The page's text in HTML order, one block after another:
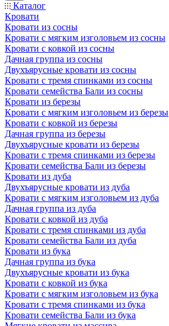
Каталог
Кровати
Кровати из сосны
Кровати с мягким изголовьем из сосны
Кровати с ковкой из сосны
Дачная группа из сосны
Двухъярусные кровати из сосны
Кровати с тремя спинками из сосны
Кровати семейства Бали из сосны
Кровати из березы
Кровати с мягким изголовьем из березы
Кровати с ковкой из березы
Дачная группа из березы
Двухъярусные кровати из березы
Кровати с тремя спинками из березы
Кровати семейства Бали из березы
Кровати из дуба
Двухъярусные кровати из дуба
Кровати с мягким изголовьем из дуба
Дачная группа из дуба
Кровати с ковкой из дуба
Кровати с тремя спинками из дуба
Кровати семейства Бали из дуба
Кровати из бука
Дачная группа из бука
Двухъярусные кровати из бука
Кровати с ковкой из бука
Кровати с мягким изголовьем из бука
Кровати с тремя спинками из бука
Кровати семейства Бали из бука